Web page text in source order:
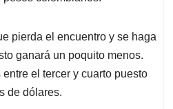
pierda el encuentro y se haga
ganará un poquito menos.
el tercer y cuarto puesto
de dólares.